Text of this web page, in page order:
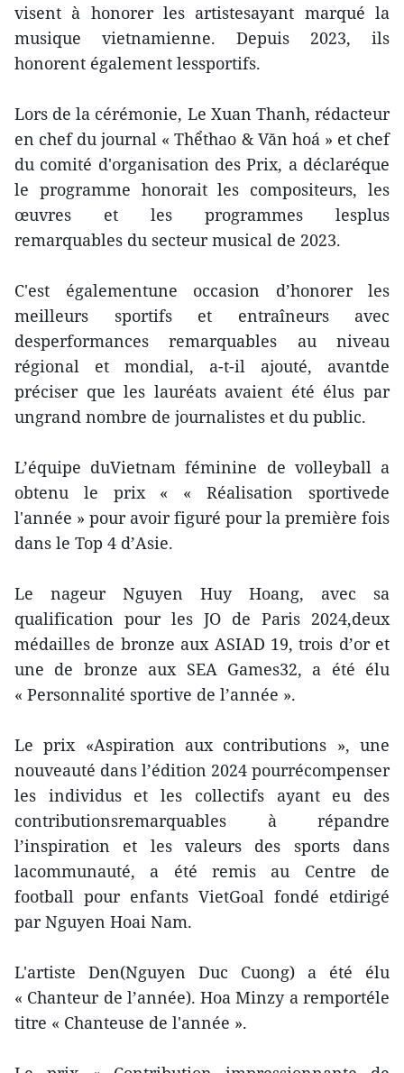
visent à honorer les artistesayant marqué la
musique vietnamienne. Depuis 2023, ils
honorent également lessportifs.
Lors de la cérémonie, Le Xuan Thanh, rédacteur
en chef du journal « Thểthao & Văn hoá » et chef
du comité d'organisation des Prix, a déclaréque
le programme honorait les compositeurs, les
œuvres et les programmes lesplus
remarquables du secteur musical de 2023.
C'est égalementune occasion d’honorer les
meilleurs sportifs et entraîneurs avec
desperformances remarquables au niveau
régional et mondial, a-t-il ajouté, avantde
préciser que les lauréats avaient été élus par
ungrand nombre de journalistes et du public.
L’équipe duVietnam féminine de volleyball a
obtenu le prix « « Réalisation sportivede
l'année » pour avoir figuré pour la première fois
dans le Top 4 d’Asie.
Le nageur Nguyen Huy Hoang, avec sa
qualification pour les JO de Paris 2024,deux
médailles de bronze aux ASIAD 19, trois d’or et
une de bronze aux SEA Games32, a été élu
« Personnalité sportive de l’année ».
Le prix «Aspiration aux contributions », une
nouveauté dans l’édition 2024 pourrécompenser
les individus et les collectifs ayant eu des
contributionsremarquables à répandre
l’inspiration et les valeurs des sports dans
lacommunauté, a été remis au Centre de
football pour enfants VietGoal fondé etdirigé
par Nguyen Hoai Nam.
L'artiste Den(Nguyen Duc Cuong) a été élu
« Chanteur de l’année). Hoa Minzy a remportéle
titre « Chanteuse de l'année ».